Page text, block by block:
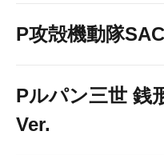
P攻殻機動隊
Pルパン三世 銭
Ver.